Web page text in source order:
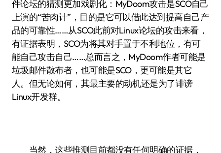
件论坛的猜测更加戏剧化：MyDoom攻击是SCO自己
上演的“苦肉计”，目的是它可以借此达到提高自己产
品的可靠性……从SCO此前对Linux论坛的攻击来看，
有证据表明，SCO为将其对手置于不利地位，有可
能自己攻击自己……总而言之，MyDoom作者可能是
垃圾邮件散布者，也可能是SCO，更可能是其它
人。但无论如何，其最主要的动机还是为了诽谤
Linux开发群。
当然，这些推测目前都没有任何明确的证据，